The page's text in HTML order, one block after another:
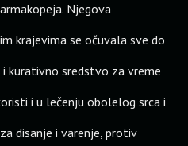
Njegova
krajevima se očuvala sve do
kurativno sredstvo za vreme
i u lečenju obolelog srca i
disanje i varenje, protiv